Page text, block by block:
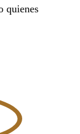
quienes